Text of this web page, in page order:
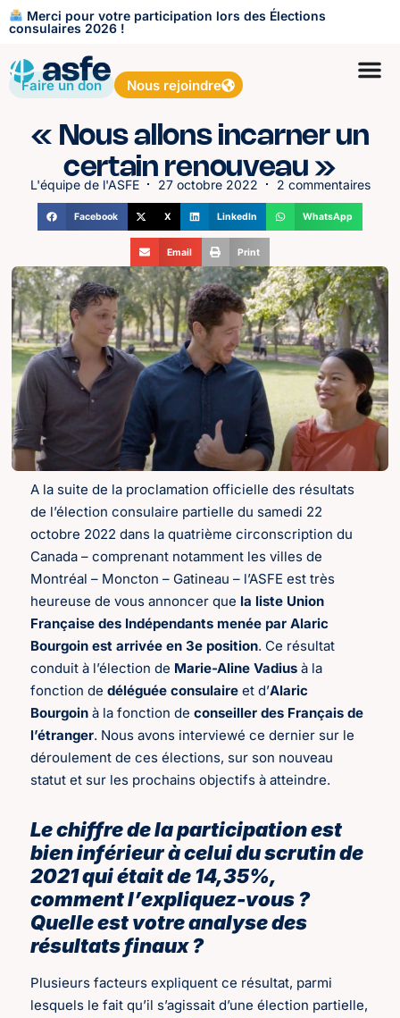
Merci pour votre participation lors des Élections
consulaires 2026 !
Faire un don Nous rejoindre
« Nous allons incarner un
certain renouveau »
L'équipe de l'ASFE 27 octobre 2022 2 commentaires
Facebook X LinkedIn WhatsApp
Email Print
A la suite de la proclamation officielle des résultats
de l’élection consulaire partielle du samedi 22
octobre 2022 dans la quatrième circonscription du
Canada – comprenant notamment les villes de
Montréal – Moncton – Gatineau – l’ASFE est très
heureuse de vous annoncer que la liste Union
Française des Indépendants menée par Alaric
Bourgoin est arrivée en 3e position. Ce résultat
conduit à l’élection de Marie-Aline Vadius à la
fonction dedéléguée consulaire et d’Alaric
Bourgoin à la fonction de conseiller des Français de
l’étranger. Nous avons interviewé ce dernier sur le
déroulement de ces élections, sur son nouveau
statut et sur les prochains objectifs à atteindre.
Le chiffre de la participation est
bien inférieur à celui du scrutin de
2021 qui était de 14,35%,
comment l’expliquez-vous ?
Quelle est votre analyse des
résultats finaux ?
Plusieurs facteurs expliquent ce résultat, parmi
lesquels le fait qu’il s’agissait d’une élection partielle,